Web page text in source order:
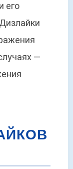
его
—